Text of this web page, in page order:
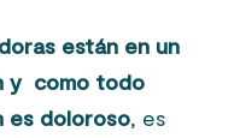
están en un
y como todo
es doloroso, es